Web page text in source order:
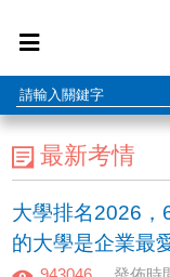
最新考情
大學排名2026，
的大學是企業最